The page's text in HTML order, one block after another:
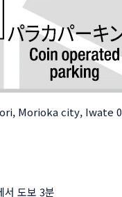
Morioka city, Iwate
서 도보 3분